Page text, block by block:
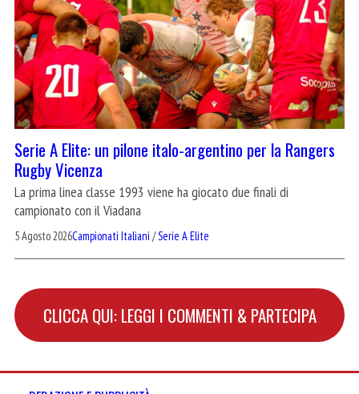
Serie A Elite: un pilone italo-argentino per la Rangers
Rugby Vicenza
La prima linea classe 1993 viene ha giocato due finali di
campionato con il Viadana
5 Agosto 2026Campionati Italiani /Serie A Elite
CLICCA QUI: LEGGI I COMMENTI & PARTECIPA